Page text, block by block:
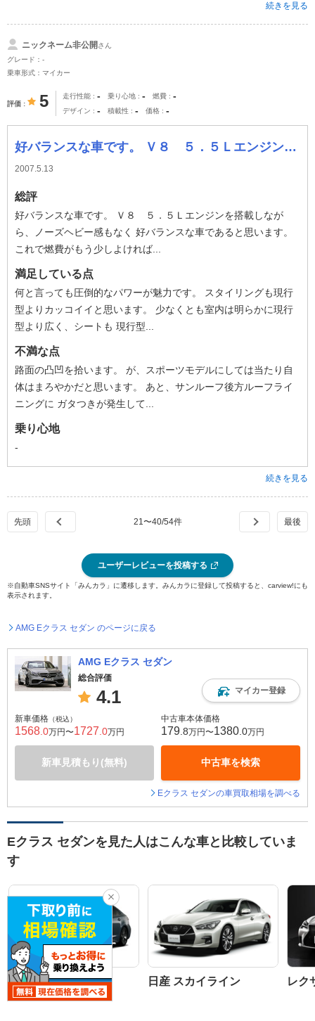
続きを見る
ニックネーム非公開さん
グレード：-
乗車形式：マイカー
評価 5 走行性能 - 乗り心地 - 燃費 -
デザイン - 積載性 - 価格 -
好バランスな車です。 Ｖ８ ５．５Ｌエンジンを搭載しながら、ノーズヘビー感もなく 好バランスな車であると思います。 これで燃費がもう少しよければ言う事
2007.5.13
総評
好バランスな車です。 Ｖ８ ５．５Ｌエンジンを搭載しなが
ら、ノーズヘビー感もなく 好バランスな車であると思います。
これで燃費がもう少しよければ...
満足している点
何と言っても圧倒的なパワーが魅力です。 スタイリングも現行
型よりカッコイイと思います。 少なくとも室内は明らかに現行
型より広く、シートも 現行型...
不満な点
路面の凸凹を拾います。 が、スポーツモデルにしては当たり自
体はまろやかだと思います。 あと、サンルーフ後方ルーフライ
ニングに ガタつきが発生して...
乗り心地
-
続きを見る
21 〜40/54件
ユーザーレビューを投稿する
※自動車SNSサイト「みんカラ」に遷移します。みんカラに登録して投稿すると、carview!にも
表示されます。
AMG Eクラス セダン のページに戻る
AMG Eクラス セダン
総合評価
4.1 マイカー登録
新車価格 （税込）
1568 .0万円〜1727 .0万円
新車見積もり(無料)
中古車本体価格
179 .8万円〜1380 .0万円
中古車を検索
Eクラス セダンの車買取相場を調べる
Eクラス セダンを見た人はこんな車と比較していま
す
トヨタ カローラ 日産 スカイライン レク